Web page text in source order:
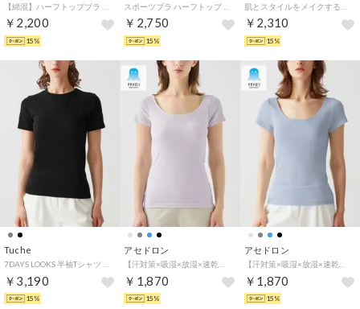
￥2,200
15%
￥2,750
15%
￥2,310
15%
Tuche
￥3,190
15%
アセドロン
￥1,870
15%
アセドロン
￥1,870
15%